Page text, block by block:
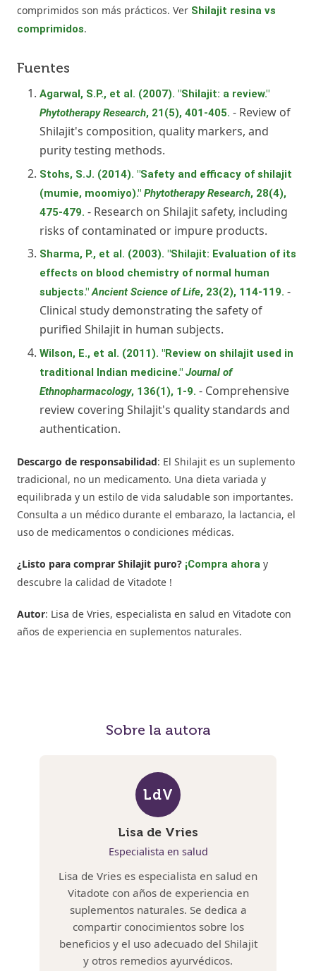
comprimidos son más prácticos. Ver Shilajit resina vs
comprimidos.
Fuentes
Agarwal, S.P., et al. (2007). "Shilajit: a review."
Phytotherapy Research, 21(5), 401-405. - Review of
Shilajit's composition, quality markers, and
purity testing methods.
Stohs, S.J. (2014). "Safety and efficacy of shilajit
(mumie, moomiyo)." Phytotherapy Research, 28(4),
475-479. - Research on Shilajit safety, including
risks of contaminated or impure products.
Sharma, P., et al. (2003). "Shilajit: Evaluation of its
effects on blood chemistry of normal human
subjects."Ancient Science of Life, 23(2), 114-119. -
Clinical study demonstrating the safety of
purified Shilajit in human subjects.
Wilson, E., et al. (2011). "Review on shilajit used in
traditional Indian medicine." Journal of
Ethnopharmacology, 136(1), 1-9. - Comprehensive
review covering Shilajit's quality standards and
authentication.
Descargo de responsabilidad: El Shilajit es un suplemento
tradicional, no un medicamento. Una dieta variada y
equilibrada y un estilo de vida saludable son importantes.
Consulta a un médico durante el embarazo, la lactancia, el
uso de medicamentos o condiciones médicas.
¿Listo para comprar Shilajit puro? ¡Compra ahora y
descubre la calidad de Vitadote !
Autor: Lisa de Vries, especialista en salud en Vitadote con
años de experiencia en suplementos naturales.
Sobre la autora
LdV
Lisa de Vries
Especialista en salud
Lisa de Vries es especialista en salud en
Vitadote con años de experiencia en
suplementos naturales. Se dedica a
compartir conocimientos sobre los
beneficios y el uso adecuado del Shilajit
y otros remedios ayurvédicos.